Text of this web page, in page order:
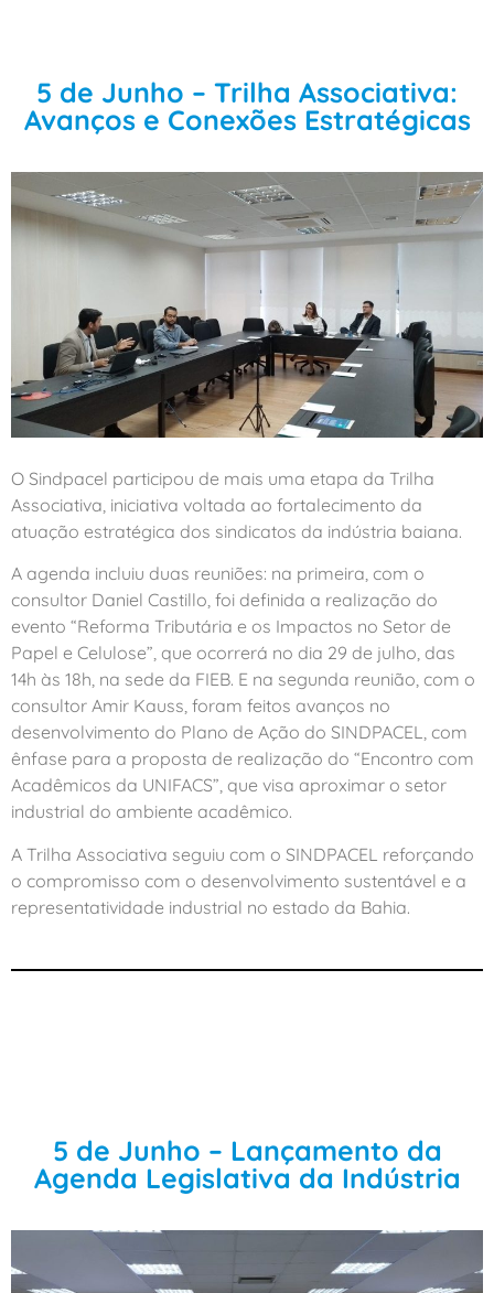
5 de Junho – Trilha Associativa:
Avanços e Conexões Estratégicas
O Sindpacel participou de mais uma etapa da Trilha
Associativa, iniciativa voltada ao fortalecimento da
atuação estratégica dos sindicatos da indústria baiana.
A agenda incluiu duas reuniões: na primeira, com o
consultor Daniel Castillo, foi definida a realização do
evento “Reforma Tributária e os Impactos no Setor de
Papel e Celulose”, que ocorrerá no dia 29 de julho, das
14h às 18h, na sede da FIEB. E na segunda reunião, com o
consultor Amir Kauss, foram feitos avanços no
desenvolvimento do Plano de Ação do SINDPACEL, com
ênfase para a proposta de realização do “Encontro com
Acadêmicos da UNIFACS”, que visa aproximar o setor
industrial do ambiente acadêmico.
A Trilha Associativa seguiu com o SINDPACEL reforçando
o compromisso com o desenvolvimento sustentável e a
representatividade industrial no estado da Bahia.
5 de Junho – Lançamento da
Agenda Legislativa da Indústria